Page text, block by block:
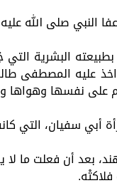
النبي صلى الله
البشرية
عليه المصطفى
على نفسها وهواها
أبي سفيان، التي
بعد أن فعلت ما